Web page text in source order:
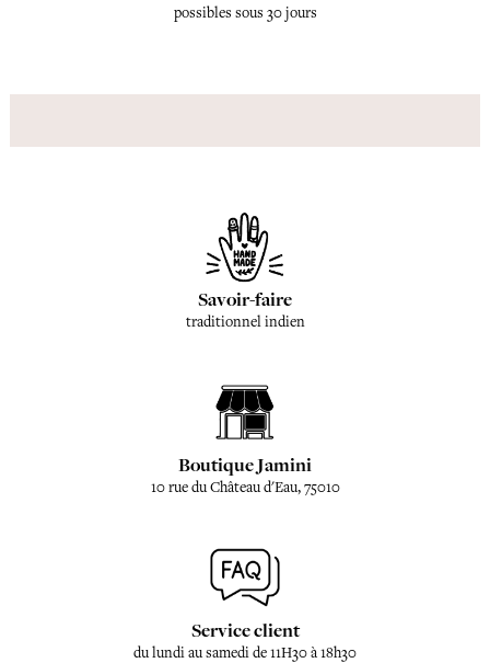
possibles sous 30 jours
Savoir-faire
traditionnel indien
Boutique Jamini
10 rue du Château d'Eau, 75010
Service client
du lundi au samedi de 11H30 à 18h30